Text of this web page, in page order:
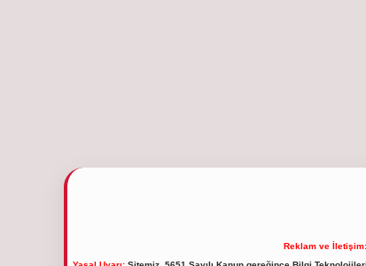
Reklam ve İletişim: